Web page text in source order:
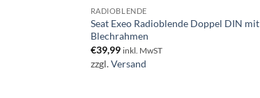
RADIOBLENDE
Seat Exeo Radioblende Doppel DIN mit
Blechrahmen
€39,99 inkl. MwST
zzgl.Versand